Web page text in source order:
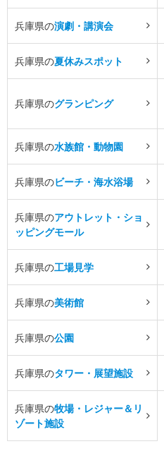
兵庫県の演劇・講演会
兵庫県の夏休みスポット
兵庫県のグランピング
兵庫県の水族館・動物園
兵庫県のビーチ・海水浴場
兵庫県のアウトレット・ショ
ッピングモール
兵庫県の工場見学
兵庫県の美術館
兵庫県の公園
兵庫県のタワー・展望施設
兵庫県の牧場・レジャー＆リ
ゾート施設